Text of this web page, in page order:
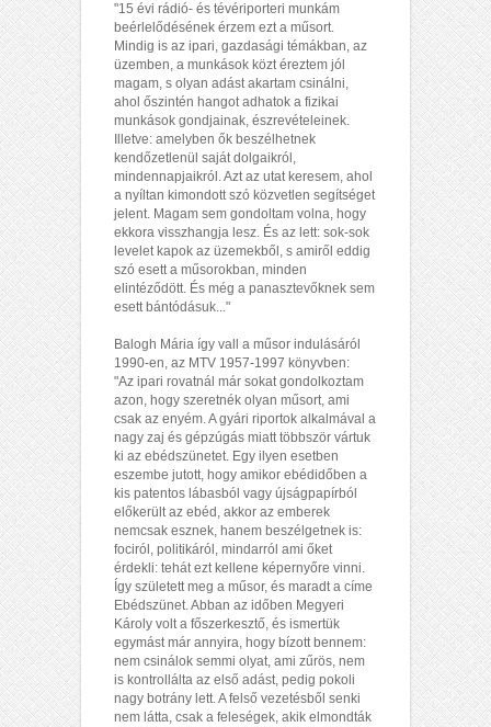
"15 évi rádió- és tévériporteri munkám
beérlelődésének érzem ezt a műsort.
Mindig is az ipari, gazdasági témákban, az
üzemben, a munkások közt éreztem jól
magam, s olyan adást akartam csinálni,
ahol őszintén hangot adhatok a fizikai
munkások gondjainak, észrevételeinek.
Illetve: amelyben ők beszélhetnek
kendőzetlenül saját dolgaikról,
mindennapjaikról. Azt az utat keresem, ahol
a nyíltan kimondott szó közvetlen segítséget
jelent. Magam sem gondoltam volna, hogy
ekkora visszhangja lesz. És az lett: sok-sok
levelet kapok az üzemekből, s amiről eddig
szó esett a műsorokban, minden
elintéződött. És még a panasztevőknek sem
esett bántódásuk..."
Balogh Mária így vall a műsor indulásáról
1990-en, az MTV 1957-1997 könyvben:
"Az ipari rovatnál már sokat gondolkoztam
azon, hogy szeretnék olyan műsort, ami
csak az enyém. A gyári riportok alkalmával a
nagy zaj és gépzúgás miatt többször vártuk
ki az ebédszünetet. Egy ilyen esetben
eszembe jutott, hogy amikor ebédidőben a
kis patentos lábasból vagy újságpapírból
előkerült az ebéd, akkor az emberek
nemcsak esznek, hanem beszélgetnek is:
fociról, politikáról, mindarról ami őket
érdekli: tehát ezt kellene képernyőre vinni.
Így született meg a műsor, és maradt a címe
Ebédszünet. Abban az időben Megyeri
Károly volt a főszerkesztő, és ismertük
egymást már annyira, hogy bízott bennem:
nem csinálok semmi olyat, ami zűrös, nem
is kontrollálta az első adást, pedig pokoli
nagy botrány lett. A felső vezetésből senki
nem látta, csak a feleségek, akik elmondták